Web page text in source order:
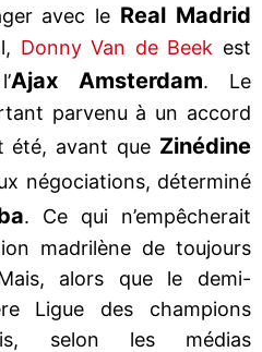
avec le Real Madrid
Donny Van de Beek est
Ajax Amsterdam. Le
parvenu à un accord
été, avant que Zinédine
négociations, déterminé
a. Ce qui n’empêcherait
madrilène de toujours
alors que le demi-
Ligue des champions
selon les médias